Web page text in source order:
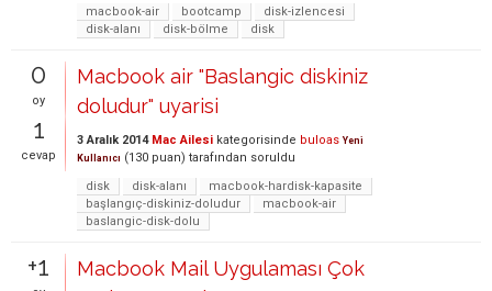
macbook-air
bootcamp
disk-izlencesi
disk-alanı
disk-bölme disk
0
oy
1
cevap
Macbook air "Baslangic diskiniz
doludur" uyarisi
3 Aralık 2014 Mac Ailesi kategorisinde buloas Yeni
Kullanıcı (130 puan) tarafından soruldu
disk
disk-alanı
macbook-hardisk-kapasite
başlangıç-diskiniz-doludur
macbook-air
baslangic-disk-dolu
+1
Macbook Mail Uygulaması Çok